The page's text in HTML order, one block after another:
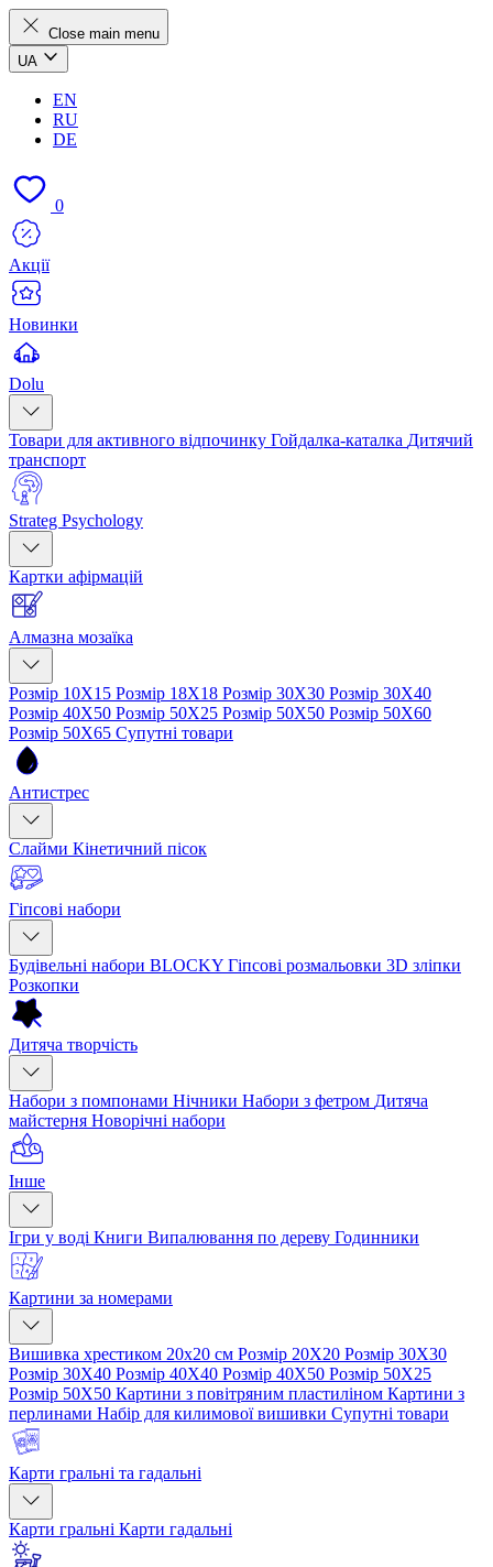
Close main menu
UA
EN
RU
DE
0
Акції
Новинки
Dolu
Товари для активного відпочинку Гойдалка-каталка Дитячий
транспорт
Strateg Psychology
Картки афірмацій
Алмазна мозаїка
Розмір 10Х15 Розмір 18Х18 Розмір 30Х30 Розмір 30Х40
Розмір 40Х50 Розмір 50Х25 Розмір 50Х50 Розмір 50Х60
Розмір 50Х65 Супутні товари
Антистрес
Слайми Кінетичний пісок
Гіпсові набори
Будівельні набори BLOCKY Гіпсові розмальовки 3D зліпки
Розкопки
Дитяча творчість
Набори з помпонами Нічники Набори з фетром Дитяча
майстерня Новорічні набори
Інше
Ігри у воді Книги Випалювання по дереву Годинники
Картини за номерами
Вишивка хрестиком 20х20 см Розмір 20Х20 Розмір 30Х30
Розмір 30Х40 Розмір 40Х40 Розмір 40Х50 Розмір 50Х25
Розмір 50Х50 Картини з повітряним пластиліном Картини з
перлинами Набір для килимової вишивки Супутні товари
Карти гральні та гадальні
Карти гральні Карти гадальні